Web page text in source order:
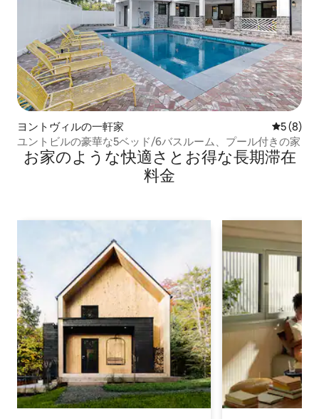
ヨントヴィルの一軒家 レビュー
5 (8)
ユントビルの豪華な5ベッド/6バスルーム、プール付きの家
お家のような快⁠適⁠さ⁠とお⁠得⁠な長⁠期⁠滞⁠在
料⁠金